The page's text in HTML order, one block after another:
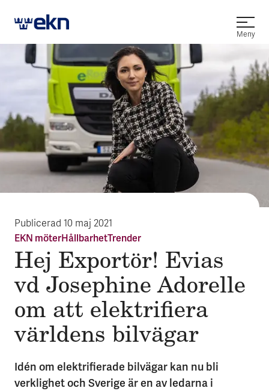
Öppna
Meny
Publicerad 10 maj 2021
EKN möterHållbarhetTrender
Hej Expor­tör! Evias
vd Jose­phine Ado­relle
om att ele­ktri­fi­era
värld­ens bil­vägar
Idén om elektrifierade bilvägar kan nu bli
verklighet och Sverige är en av ledarna i